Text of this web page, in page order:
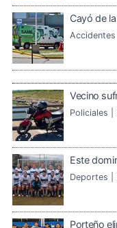
Cayó de
Accidentes |
Vecino
Policiales |
Este
Deportes |
Porteño